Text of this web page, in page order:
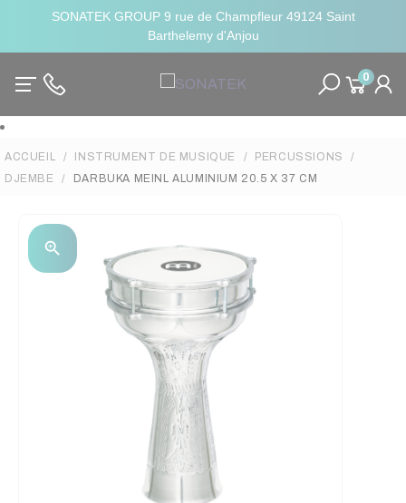
SONATEK GROUP 9 rue de Champfleur 49124 Saint
Barthelemy d'Anjou
0
ACCUEIL INSTRUMENT DE MUSIQUE
PERCUSSIONS
DJEMBE
DARBUKA MEINL ALUMINIUM 20.5 X 37 CM
zoom_in